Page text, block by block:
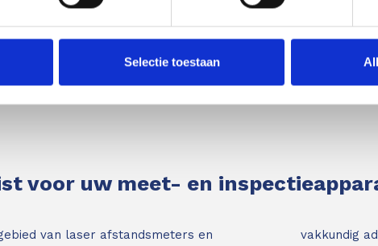
Selectie toestaan
voor uw meet- en
van laser afstandsmeters en
vakkundig